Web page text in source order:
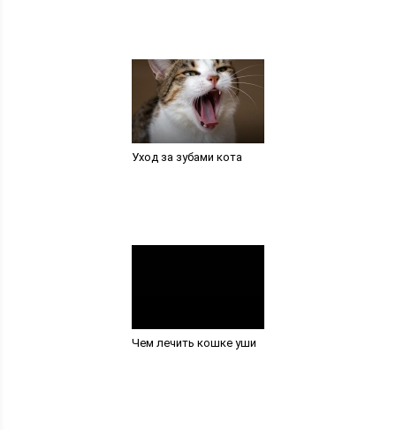
Уход за зубами кота
Чем лечить кошке уши